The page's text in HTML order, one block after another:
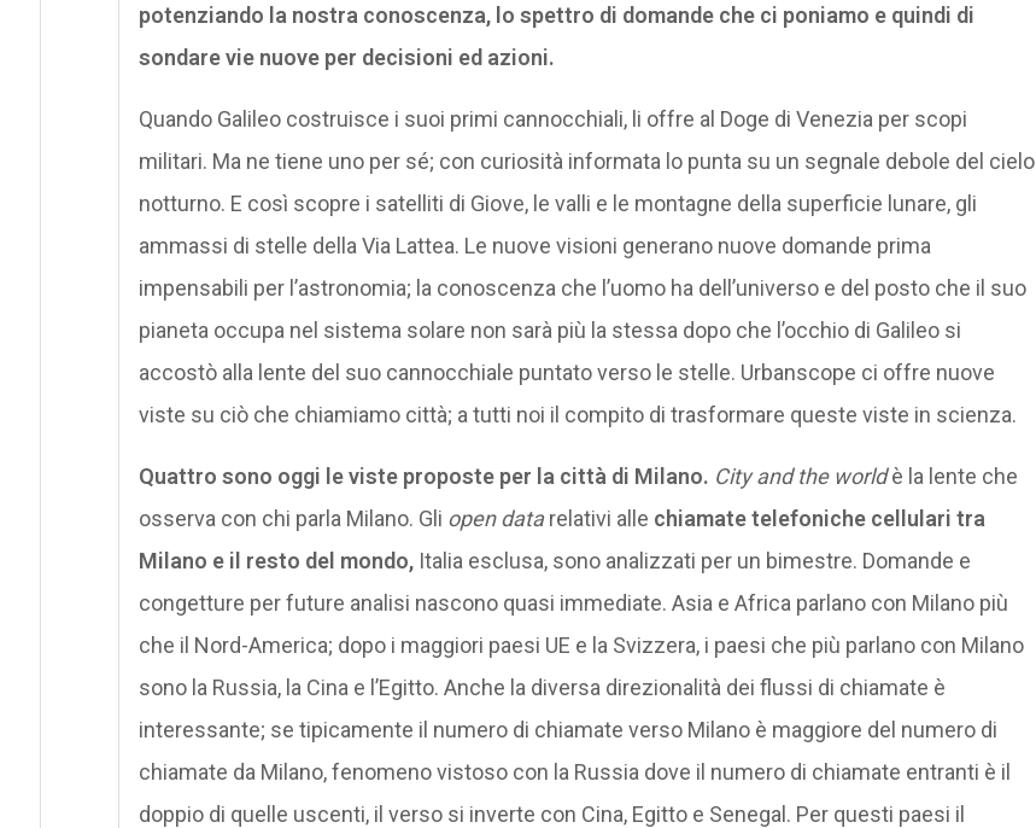
potenziando la nostra conoscenza, lo spettro di domande che ci poniamo e quindi di
sondare vie nuove per decisioni ed azioni.
Quando Galileo costruisce i suoi primi cannocchiali, li offre al Doge di Venezia per scopi
militari. Ma ne tiene uno per sé; con curiosità informata lo punta su un segnale debole del cielo
notturno. E così scopre i satelliti di Giove, le valli e le montagne della superficie lunare, gli
ammassi di stelle della Via Lattea. Le nuove visioni generano nuove domande prima
impensabili per l’astronomia; la conoscenza che l’uomo ha dell’universo e del posto che il suo
pianeta occupa nel sistema solare non sarà più la stessa dopo che l’occhio di Galileo si
accostò alla lente del suo cannocchiale puntato verso le stelle. Urbanscope ci offre nuove
viste su ciò che chiamiamo città; a tutti noi il compito di trasformare queste viste in scienza.
Quattro sono oggi le viste proposte per la città di Milano. City and the worldè la lente che
osserva con chi parla Milano. Gli open datarelativi alle chiamate telefoniche cellulari tra
Milano e il resto del mondo,Italia esclusa, sono analizzati per un bimestre. Domande e
congetture per future analisi nascono quasi immediate. Asia e Africa parlano con Milano più
che il Nord-America; dopo i maggiori paesi UE e la Svizzera, i paesi che più parlano con Milano
sono la Russia, la Cina e l’Egitto. Anche la diversa direzionalità dei flussi di chiamate è
interessante; se tipicamente il numero di chiamate verso Milano è maggiore del numero di
chiamate da Milano, fenomeno vistoso con la Russia dove il numero di chiamate entranti è il
doppio di quelle uscenti, il verso si inverte con Cina, Egitto e Senegal. Per questi paesi il